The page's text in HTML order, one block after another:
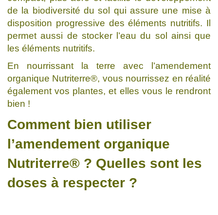
de la biodiversité du sol qui assure une mise à
disposition progressive des éléments nutritifs. Il
permet aussi de stocker l’eau du sol ainsi que
les éléments nutritifs.
En nourrissant la terre avec l’amendement
organique Nutriterre®, vous nourrissez en réalité
également vos plantes, et elles vous le rendront
bien !
Comment bien utiliser
l’amendement organique
Nutriterre® ? Quelles sont les
doses à respecter ?